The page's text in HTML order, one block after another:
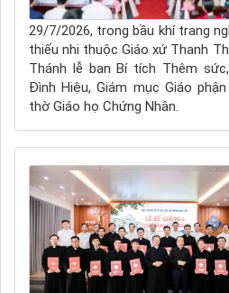
29/7/2026, trong bầu khí trang
thiếu nhi thuộc Giáo xứ Thanh
Thánh lễ ban Bí tích Thêm
Đình Hiệu, Giám mục Giáo
thờ Giáo họ Chứng Nhân.